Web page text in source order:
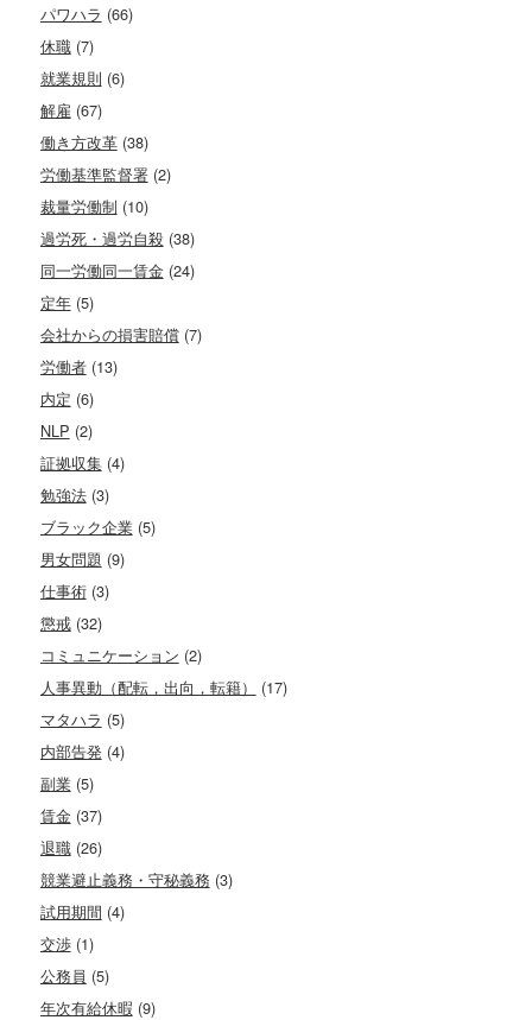
パワハラ (66)
休職(7)
就業規則 (6)
解雇 (67)
働き方改革(38)
労働基準監督署(2)
裁量労働制 (10)
過労死・過労自殺(38)
同一労働同一賃金(24)
定年(5)
会社からの損害賠償(7)
労働者(13)
内定 (6)
NLP (2)
証拠収集(4)
勉強法(3)
ブラック企業(5)
男女問題 (9)
仕事術(3)
懲戒(32)
コミュニケーション (2)
人事異動（配転，出向，転籍）
(17)
マタハラ (5)
内部告発 (4)
副業(5)
賃金(37)
退職(26)
競業避止義務・守秘義務(3)
試用期間 (4)
交渉(1)
公務員 (5)
年次有給休暇 (9)